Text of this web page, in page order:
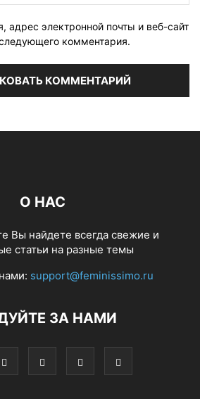
адрес электронной почты и веб-сайт
комментария.
О НАС
Вы найдете всегда свежие и
статьи на разные темы
support@feminissimo.ru
ЗА НАМИ